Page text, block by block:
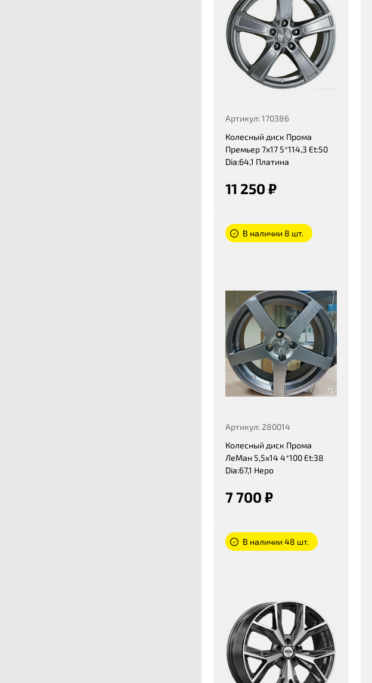
Артикул: 170386
Колесный диск Прома
Премьер 7x17 5*114,3 Et:50
Dia:64,1 Платина
11 250 ₽
В наличии 8 шт.
Артикул: 280014
Колесный диск Прома
ЛеМан 5,5x14 4*100 Et:38
Dia:67,1 Неро
7 700 ₽
В наличии 48 шт.